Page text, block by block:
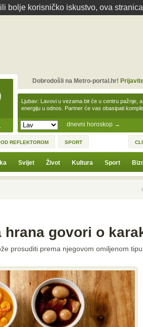
bolje korisničko iskustvo, ova
dnevni horoskop →
Ljubav: Lavovi u vezama bit će u centru pažnje,
energiju u odnos. Partner će vas obasipati
Dobrodošli na Metro-portal.hr!
REFLEKTOROM SPORT
Svijet Život Kultura Sport
hrana govori o
prosuditi prema njegovom omiljenom